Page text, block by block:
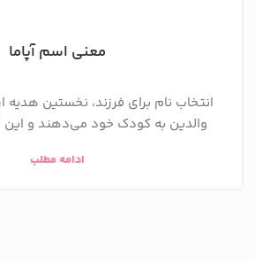
معنی اسم آپاما
انتخاب نام برای فرزند، نخستین
والدین به کودک خود می‌دهند و این
ادامه مطلب